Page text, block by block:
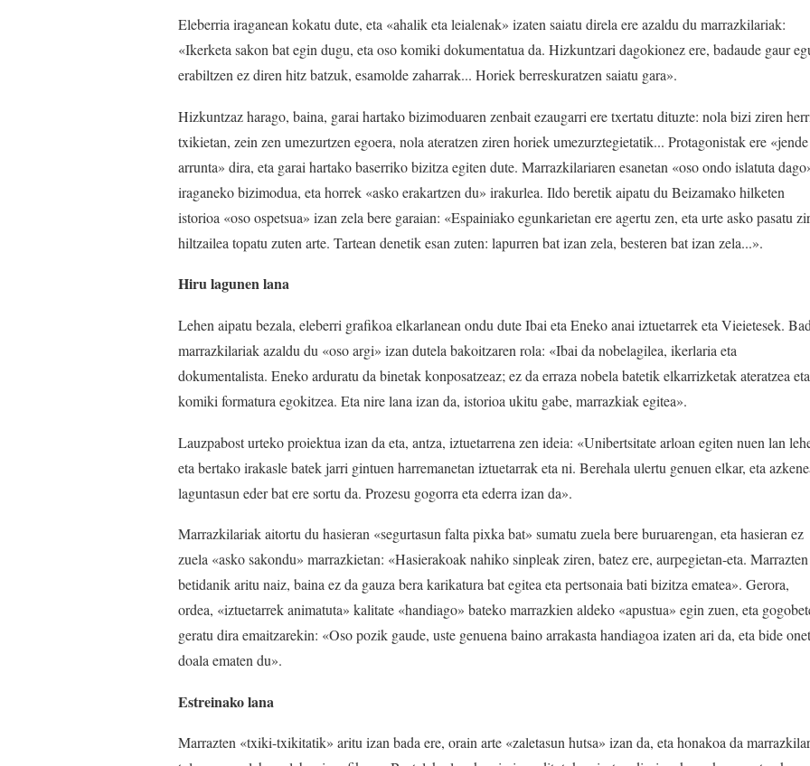
Eleberria iraganean kokatu dute, eta «ahalik eta leialenak» izaten saiatu direla ere azaldu du marrazkilariak:
«Ikerketa sakon bat egin dugu, eta oso komiki dokumentatua da. Hizkuntzari dagokionez ere, badaude gaur
erabiltzen ez diren hitz batzuk, esamolde zaharrak... Horiek berreskuratzen saiatu gara».
Hizkuntzaz harago, baina, garai hartako bizimoduaren zenbait ezaugarri ere txertatu dituzte: nola bizi ziren
txikietan, zein zen umezurtzen egoera, nola ateratzen ziren horiek umezurztegietatik... Protagonistak ere «jende
arrunta» dira, eta garai hartako baserriko bizitza egiten dute. Marrazkilariaren esanetan «oso ondo islatuta
iraganeko bizimodua, eta horrek «asko erakartzen du» irakurlea. Ildo beretik aipatu du Beizamako hilketen
istorioa «oso ospetsua» izan zela bere garaian: «Espainiako egunkarietan ere agertu zen, eta urte asko pasatu
hiltzailea topatu zuten arte. Tartean denetik esan zuten: lapurren bat izan zela, besteren bat izan zela...».
Hiru lagunen lana
Lehen aipatu bezala, eleberri grafikoa elkarlanean ondu dute Ibai eta Eneko anai iztuetarrek eta Vieietesek.
marrazkilariak azaldu du «oso argi» izan dutela bakoitzaren rola: «Ibai da nobelagilea, ikerlaria eta
dokumentalista. Eneko arduratu da binetak konposatzeaz; ez da erraza nobela batetik elkarrizketak ateratzea eta
komiki formatura egokitzea. Eta nire lana izan da, istorioa ukitu gabe, marrazkiak egitea».
Lauzpabost urteko proiektua izan da eta, antza, iztuetarrena zen ideia: «Unibertsitate arloan egiten nuen lan
eta bertako irakasle batek jarri gintuen harremanetan iztuetarrak eta ni. Berehala ulertu genuen elkar, eta
laguntasun eder bat ere sortu da. Prozesu gogorra eta ederra izan da».
Marrazkilariak aitortu du hasieran «segurtasun falta pixka bat» sumatu zuela bere buruarengan, eta hasieran ez
zuela «asko sakondu» marrazkietan: «Hasierakoak nahiko sinpleak ziren, batez ere, aurpegietan-eta. Marrazten
betidanik aritu naiz, baina ez da gauza bera karikatura bat egitea eta pertsonaia bati bizitza ematea». Gerora,
ordea, «iztuetarrek animatuta» kalitate «handiago» bateko marrazkien aldeko «apustua» egin zuen, eta
geratu dira emaitzarekin: «Oso pozik gaude, uste genuena baino arrakasta handiagoa izaten ari da, eta bide
doala ematen du».
Estreinako lana
Marrazten «txiki-txikitatik» aritu izan bada ere, orain arte «zaletasun hutsa» izan da, eta honakoa da